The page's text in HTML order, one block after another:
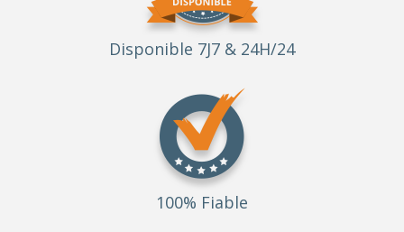
Disponible 7J7 & 24H/24
100% Fiable